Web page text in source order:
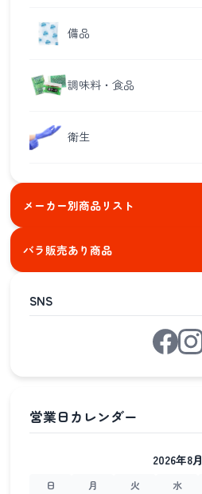
備品
調味料・食品
衛生
メーカー別商品リスト
バラ販売あり商品
SNS
2026年8月
日 月 火 水